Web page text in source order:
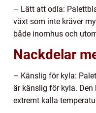
– Lätt att odla:
växt som inte kräver
både inomhus och
Nackdelar
– Känslig för kyla:
är känslig för kyla.
extremt kalla